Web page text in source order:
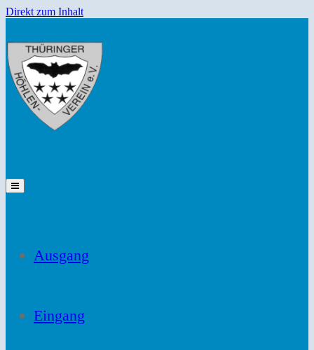
Direkt zum Inhalt
Ausgang
Eingang